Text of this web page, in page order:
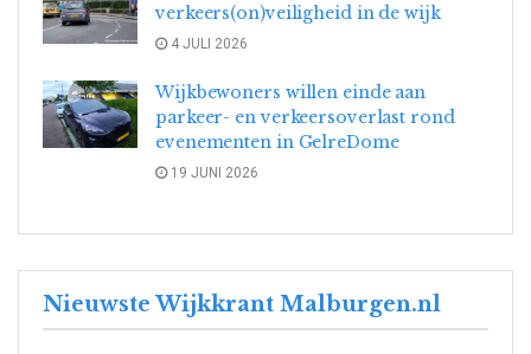
verkeers(on)veiligheid in de wijk
4 JULI 2026
Wijkbewoners willen einde aan
parkeer- en verkeersoverlast rond
evenementen in GelreDome
19 JUNI 2026
Nieuwste Wijkkrant Malburgen.nl